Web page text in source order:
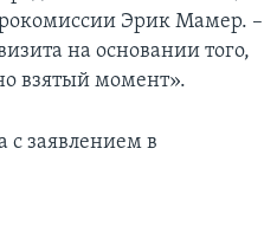
Эрик Мамер. –
на основании того,
взятый момент».
с заявлением в